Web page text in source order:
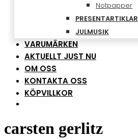
Notpapper
PRESENTARTIKLAR
JULMUSIK
VARUMÄRKEN
AKTUELLT JUST NU
OM OSS
KONTAKTA OSS
KÖPVILLKOR
carsten gerlitz